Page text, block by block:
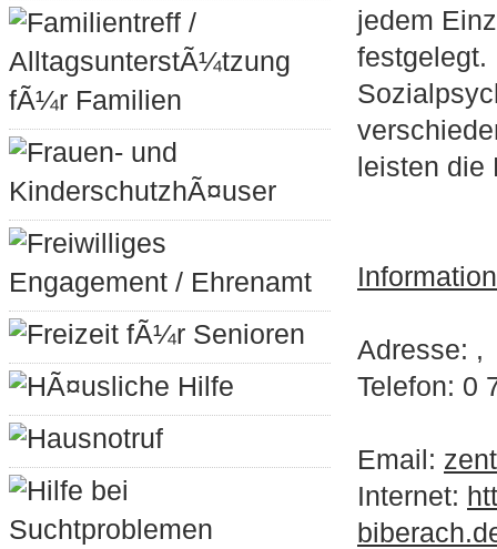
Familientreff /
AlltagsunterstÃ¼tzung
fÃ¼r Familien
Frauen- und
KinderschutzhÃ¤user
Freiwilliges
Engagement / Ehrenamt
Freizeit fÃ¼r Senioren
HÃ¤usliche Hilfe
Hausnotruf
Hilfe bei
Suchtproblemen
jedem
festgelegt.
leisten die
Adresse: ,
Telefon: 0
Email:
Internet: